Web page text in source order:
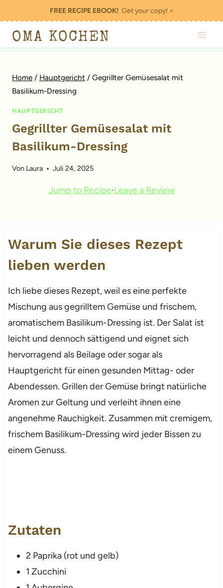
Inhalt
springen
FREE RECIPE EBOOK!Get your copy! >
OMA KOCHEN
Home / Hauptgericht / Gegrillter Gemüsesalat mit
Basilikum-Dressing
HAUPTGERICHT
Gegrillter Gemüsesalat mit
Basilikum-Dressing
Von Laura Juli 24, 2025
Jump to Recipe·Leave a Review
Warum Sie dieses Rezept
lieben werden
Ich liebe dieses Rezept, weil es eine perfekte
Mischung aus gegrilltem Gemüse und frischem,
aromatischem Basilikum-Dressing ist. Der Salat ist
leicht und dennoch sättigend und eignet sich
hervorragend als Beilage oder sogar als
Hauptgericht für einen gesunden Mittag- oder
Abendessen. Grillen der Gemüse bringt natürliche
Aromen zur Geltung und verleiht ihnen eine
angenehme Rauchigkeit. Zusammen mit cremigem,
frischem Basilikum-Dressing wird jeder Bissen zu
einem Genuss.
Zutaten
2 Paprika (rot und gelb)
1 Zucchini